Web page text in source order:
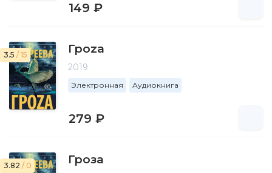
149 ₽
3.5 / 15 Гроzа
2019
Электронная Аудиокнига
279 ₽
3.82 / 0 Гроза